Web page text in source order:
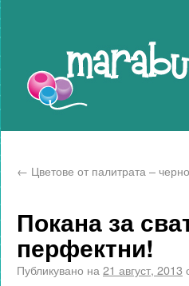
← Цветове от палитрата –
Покана за
перфектни!
Публикувано на 21 август, 2013